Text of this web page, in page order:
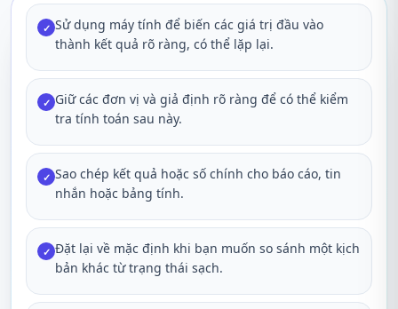
✓ Sử dụng máy tính để biến các giá trị đầu vào
thành kết quả rõ ràng, có thể lặp lại.
✓ Giữ các đơn vị và giả định rõ ràng để có thể kiểm
tra tính toán sau này.
✓ Sao chép kết quả hoặc số chính cho báo cáo, tin
nhắn hoặc bảng tính.
✓ Đặt lại về mặc định khi bạn muốn so sánh một kịch
bản khác từ trạng thái sạch.